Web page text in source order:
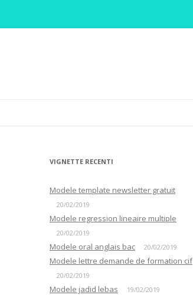
VIGNETTE RECENTI
Modele template newsletter gratuit
20/02/2019
Modele regression lineaire multiple
20/02/2019
Modele oral anglais bac 20/02/2019
Modele lettre demande de formation cif
20/02/2019
Modele jadid lebas 19/02/2019